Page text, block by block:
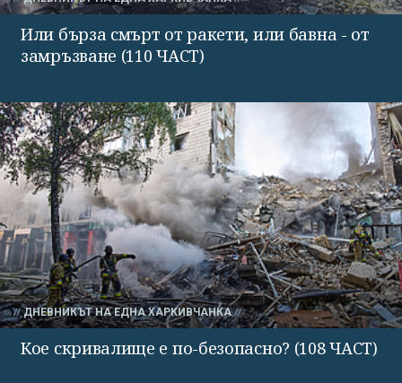
Или бърза смърт от ракети, или бавна - от
замръзване (110 ЧАСТ)
ДНЕВНИКЪТ НА ЕДНА ХАРКИВЧАНКА
Кое скривалище е по-безопасно? (108 ЧАСТ)